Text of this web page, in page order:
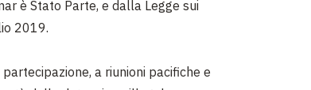
è Stato Parte, e dalla Legge sui
2019.
a riunioni pacifiche e